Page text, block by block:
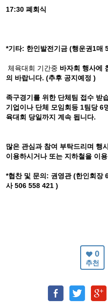
17:30 폐회식
*기타: 한인발전기금 (행운권1매
체육대회 기간중 바자회 행사에
의 바랍니다. (추후 공지예정 )
족구경기를 위한 단체팀 접수 받
기업이나 단체 모임회등 1팀당 6
육대회 당일까지 계속 됩니다.
많은 관심과 참여 부탁드리며 행
이용하시거나 또는 지하철을 이
*협찬 및 문의: 권영관 (한인회장
사 506 558 421 )
폴란드
0
추천